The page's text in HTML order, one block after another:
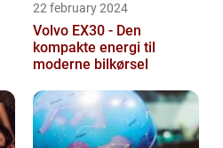
22 february 2024
Volvo EX30 - Den
kompakte energi til
moderne bilkørsel